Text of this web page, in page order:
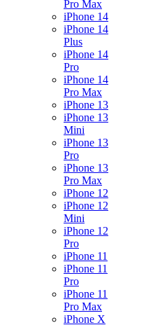
Pro Max
iPhone 14
iPhone 14
Plus
iPhone 14
Pro
iPhone 14
Pro Max
iPhone 13
iPhone 13
Mini
iPhone 13
Pro
iPhone 13
Pro Max
iPhone 12
iPhone 12
Mini
iPhone 12
Pro
iPhone 11
iPhone 11
Pro
iPhone 11
Pro Max
iPhone X